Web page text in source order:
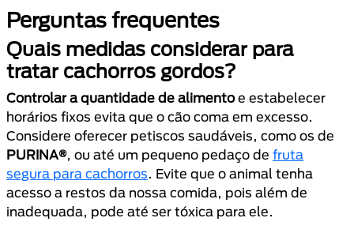
Perguntas frequentes
Quais medidas considerar para
tratar cachorros gordos?
Controlar a quantidade de alimentoe estabelecer
horários fixos evita que o cão coma em excesso.
Considere oferecer petiscos saudáveis, como os de
PURINA®, ou até um pequeno pedaço de fruta
segura para cachorros. Evite que o animal tenha
acesso a restos da nossa comida, pois além de
inadequada, pode até ser tóxica para ele.